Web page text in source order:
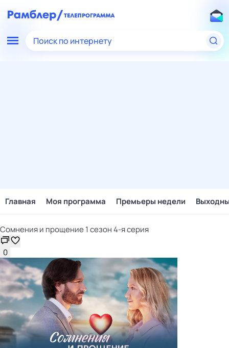
Поиск по интернету
Главная Моя программа Премьеры недели
Сомнения и прощение 1 сезон 4-я серия
0